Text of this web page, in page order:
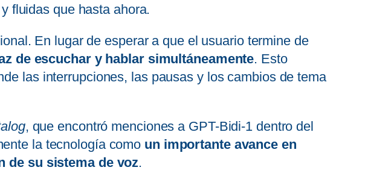
fluidas que hasta ahora.
En lugar de esperar a que el usuario termine de
de escuchar y hablar simultáneamente. Esto
las interrupciones, las pausas y los cambios de tema
, que encontró menciones a GPT-Bidi-1 dentro del
la tecnología como un importante avance en
de su sistema de voz.